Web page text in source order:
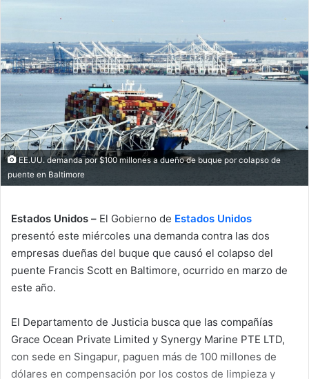
EE.UU. demanda por $100 millones a dueño de buque por colapso de
puente en Baltimore
Estados Unidos – El Gobierno de Estados Unidos
presentó este miércoles una demanda contra las dos
empresas dueñas del buque que causó el colapso del
puente Francis Scott en Baltimore, ocurrido en marzo de
este año.
El Departamento de Justicia busca que las compañías
Grace Ocean Private Limited y Synergy Marine PTE LTD,
con sede en Singapur, paguen más de 100 millones de
dólares en compensación por los costos de limpieza y